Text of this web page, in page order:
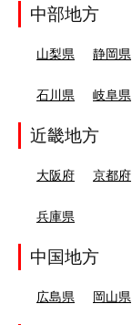
中部地方
山梨県 静岡県
石川県 岐阜県
近畿地方
大阪府 京都府
兵庫県
中国地方
広島県 岡山県